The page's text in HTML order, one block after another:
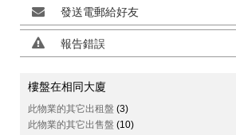
發送電郵給好友
報告錯誤
樓盤在相同大廈
此物業的其它出租盤 (3)
此物業的其它出售盤 (10)